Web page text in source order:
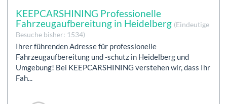
KEEPCARSHINING Professionelle
Fahrzeugaufbereitung in Heidelberg (Eindeutige
Besuche bisher: 1534)
Ihrer führenden Adresse für professionelle
Fahrzeugaufbereitung und -schutz in Heidelberg und
Umgebung! Bei KEEPCARSHINING verstehen wir, dass Ihr
Fah...